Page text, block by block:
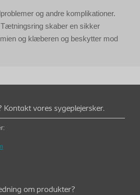
og andre komplikationer.
skaber en sikker
og klæberen og beskytter mod
vores sygeplejersker.
om produkter?